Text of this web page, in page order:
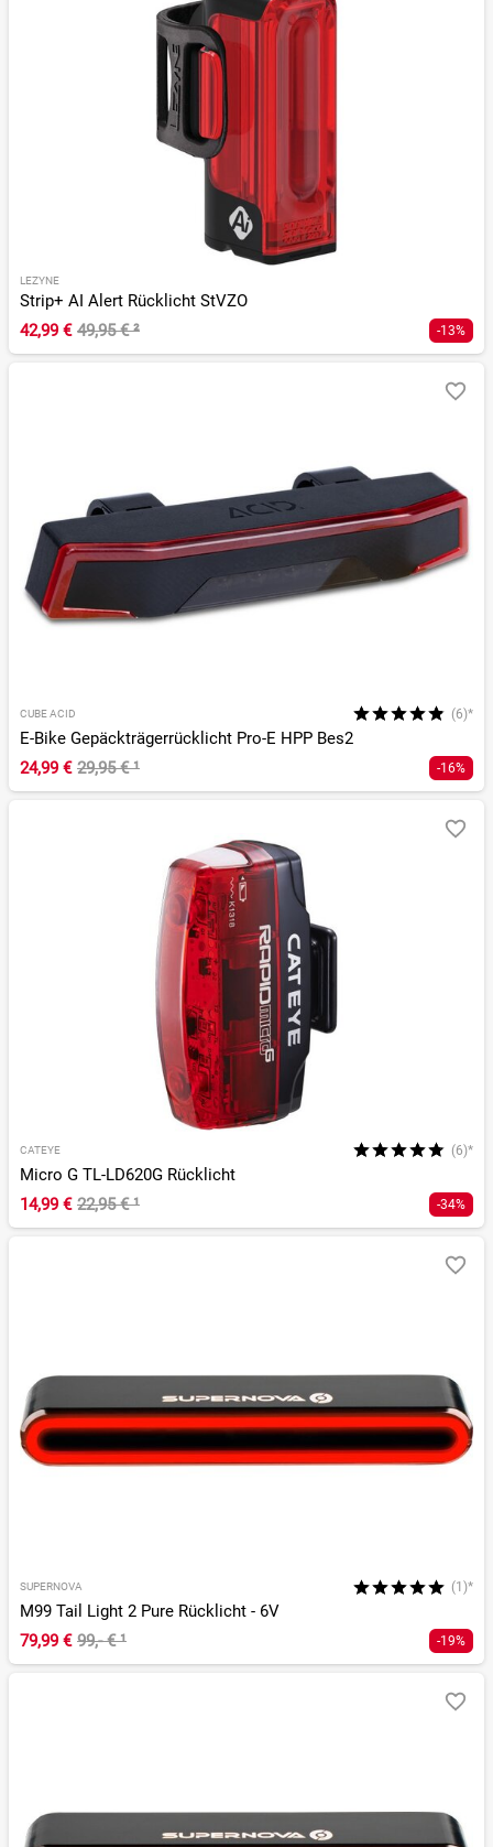
LEZYNE
Strip+ AI Alert Rücklicht StVZO
42,99 € 49,95 €² -13%
CUBE ACID (6)*
E-Bike Gepäckträgerrücklicht Pro-E HPP Bes2
24,99 € 29,95 €¹ -16%
CATEYE (6)*
Micro G TL-LD620G Rücklicht
14,99 € 22,95 €¹ -34%
SUPERNOVA (1)*
M99 Tail Light 2 Pure Rücklicht - 6V
79,99 € 99,- €¹ -19%